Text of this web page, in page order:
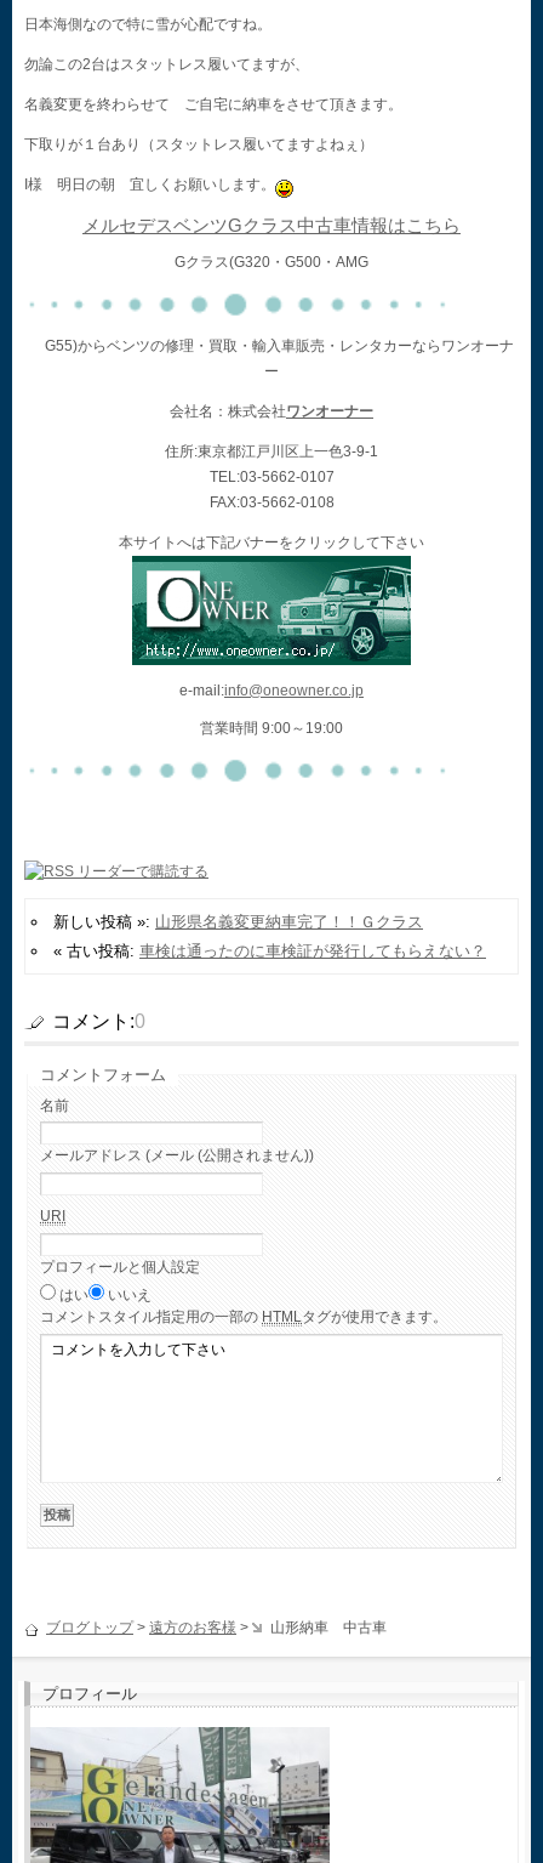
日本海側なので特に雪が心配ですね。
勿論この2台はスタットレス履いてますが、
名義変更を終わらせて ご自宅に納車をさせて頂きます。
下取りが１台あり（スタットレス履いてますよねぇ）
I様 明日の朝 宜しくお願いします。
メルセデスベンツGクラス中古車情報はこちら
Gクラス(G320・G500・AMG
G55)からベンツの修理・買取・輸入車販売・レンタカーならワンオーナ
ー
会社名：株式会社ワンオーナー
住所:東京都江戸川区上一色3-9-1
TEL:03-5662-0107
FAX:03-5662-0108
本サイトへは下記バナーをクリックして下さい
e-mail:info@oneowner.co.jp
営業時間 9:00～19:00
新しい投稿 »: 山形県名義変更納車完了！！Ｇクラス
« 古い投稿: 車検は通ったのに車検証が発行してもらえない？
コメント:0
コメントフォーム
名前
メールアドレス (メール (公開されません))
URI
プロフィールと個人設定
はい
いいえ
コメント スタイル指定用の一部の HTMLタグが使用できます。
ブログトップ> 遠方のお客様 > 山形納車 中古車
プロフィール